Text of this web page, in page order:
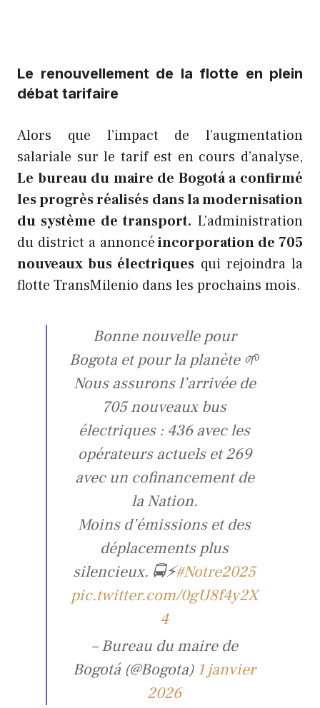
Le renouvellement de la flotte en plein
débat tarifaire
Alors que l’impact de l’augmentation
salariale sur le tarif est en cours d’analyse,
Le bureau du maire de Bogotá a confirmé
les progrès réalisés dans la modernisation
du système de transport. L’administration
du district a annoncéincorporation de 705
nouveaux bus électriques qui rejoindra la
flotte TransMilenio dans les prochains mois.
Bonne nouvelle pour
Bogota et pour la planète 🌱
Nous assurons l’arrivée de
705 nouveaux bus
électriques : 436 avec les
opérateurs actuels et 269
avec un cofinancement de
la Nation.
Moins d’émissions et des
déplacements plus
silencieux. 🚍⚡#Notre2025
pic.twitter.com/0gU8f4y2X
4
– Bureau du maire de
Bogotá (@Bogota) 1 janvier
2026